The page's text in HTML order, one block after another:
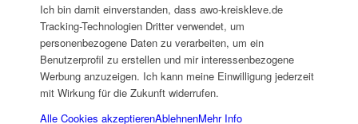
Integrationsbeauftragter
Ich bin damit einverstanden, dass awo-kreiskleve.de
Tracking-Technologien Dritter verwendet, um
personenbezogene Daten zu verarbeiten, um ein
Benutzerprofil zu erstellen und mir interessenbezogene
Werbung anzuzeigen. Ich kann meine Einwilligung jederzeit
mit Wirkung für die Zukunft widerrufen.
Alle Cookies akzeptierenAblehnenMehr Info